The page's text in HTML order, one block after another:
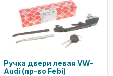
Ручка двери левая VW-
Audi (пр-во Febi)